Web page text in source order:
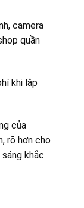
camera
quần
khi lắp
của
rõ hơn cho
khắc